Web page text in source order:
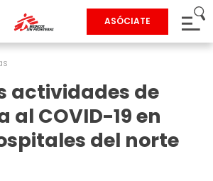
ASÓCIATE
actividades de
al COVID-19 en
del norte